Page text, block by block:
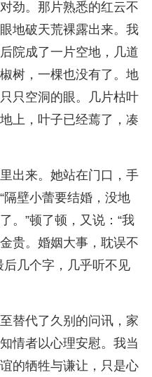
劲。那片熟悉的红云不
地破天荒裸露出来。我
院成了一片空地，几道
树，一棵也没有了。地
只空洞的眼。几片枯叶
上，叶子已经蔫了，凑
出来。她站在门口，手
隔壁小蕾要结婚，没地
。”顿了顿，又说：“我
贵。婚姻大事，耽误不
后几个字，几乎听不见
替代了久别的问讯，家
情者以心理安慰。我当
的牺牲与谦让，只是心